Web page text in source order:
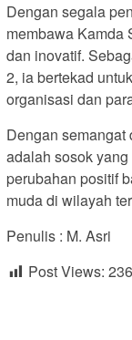
Dengan segala
membawa Kamda
dan inovatif.
2, ia bertekad
organisasi dan
Dengan semangat
adalah sosok
perubahan positif
muda di wilayah
Penulis : M. Asri
Post Views: 236